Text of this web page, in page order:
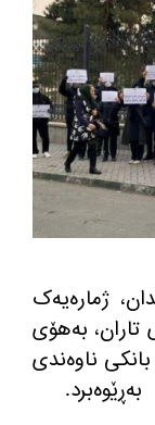
ڕێبه‌ندان، ژمارەیەک
تاران، به‌هۆی
ناوه‌ندی
به‌ڕێوه‌برد.